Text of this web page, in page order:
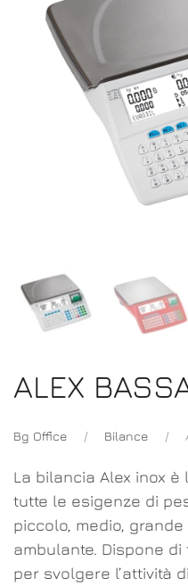
ALEX
Bg Office Bilance
La bilancia Alex inox
tutte le esigenze di
piccolo, medio,
ambulante. Dispone
per svolgere l’attività